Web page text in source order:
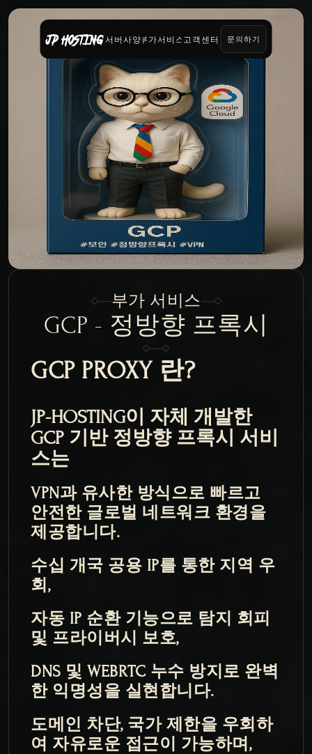
고객센터
부가서비스
서버사양 문의하기
부가 서비스
GCP - 정방향 프록시
GCP PROXY 란?
JP-HOSTING이 자체 개발한
GCP 기반 정방향 프록시 서비
스는
VPN과 유사한 방식으로 빠르고
안전한 글로벌 네트워크 환경을
제공합니다.
수십 개국 공용 IP를 통한 지역 우
회,
자동 IP 순환 기능으로 탐지 회피
및 프라이버시 보호,
DNS 및 WEBRTC 누수 방지로 완벽
한 익명성을 실현합니다.
도메인 차단, 국가 제한을 우회하
여 자유로운 접근이 가능하며,